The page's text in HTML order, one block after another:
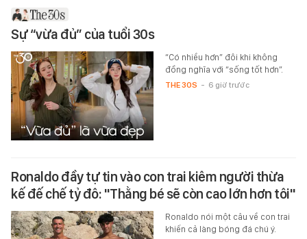
Sự “vừa đủ” của tuổi 30s
“Có nhiều hơn” đôi khi không
đồng nghĩa với “sống tốt hơn”.
THE 30S - 6 giờ trước
Ronaldo đầy tự tin vào con trai kiêm người thừa
kế đế chế tỷ đô: "Thằng bé sẽ còn cao lớn hơn tôi"
Ronaldo nói một câu về con trai
khiến cả làng bóng đá chú ý.